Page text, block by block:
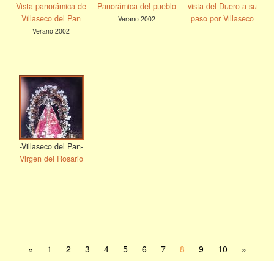
Vista panorámica de
Villaseco del Pan
Verano 2002
Panorámica del pueblo
Verano 2002
vista del Duero a su
paso por Villaseco
-Villaseco del Pan-
Virgen del Rosario
« 1 2 3 4 5 6 7 8 9 10 »